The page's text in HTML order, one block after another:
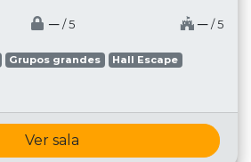
─ / 5 ─ / 5
Grupos grandes
Hall Escape
Ver sala